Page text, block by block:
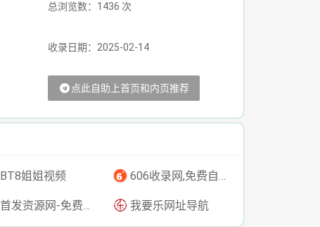
总浏览数：1436 次
收录日期：2025-02-14
点此自助上首页和内页推荐
BT8姐姐视频 606收录网,免费自动秒收录网址,提供自动收录,网站导航大全源码,自动链,友情链接交换。
首发资源网-免费资源下载-最新php源码下载-热门资源下载 我要乐网址导航